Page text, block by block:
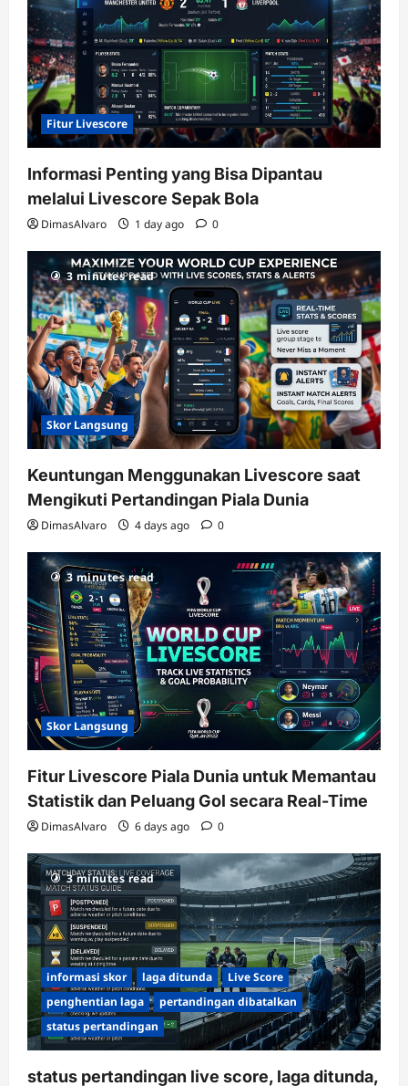
Fitur Livescore
Informasi Penting yang Bisa Dipantau
melalui Livescore Sepak Bola
DimasAlvaro 1 day ago 0
3 minutes read
Skor Langsung
Keuntungan Menggunakan Livescore saat
Mengikuti Pertandingan Piala Dunia
DimasAlvaro 4 days ago 0
3 minutes read
Skor Langsung
Fitur Livescore Piala Dunia untuk Memantau
Statistik dan Peluang Gol secara Real-Time
DimasAlvaro 6 days ago 0
3 minutes read
informasi skor laga ditunda
Live Score
penghentian laga
pertandingan dibatalkan
status pertandingan
status pertandingan live score, laga ditunda,